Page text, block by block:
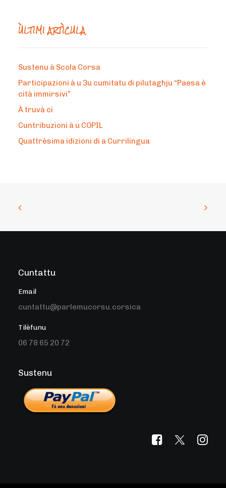
ÙLTIMI ARTÌCULA
Sustenu à Scola Corsa
Participazioni à u 3u cumitatu di pilutaghju “Paesa è
cità immirsivi”
À truvà ci
Cuntribuzioni à u COPIL
Quattrèsima idizioni di a Currilingua
Cuntattu
Email
cuntattu@parlemucorsu.corsica
Tilèfunu
06 78 65 20 72
Sustenu